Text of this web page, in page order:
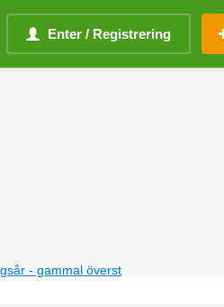
Enter / Registrering
- gammal överst